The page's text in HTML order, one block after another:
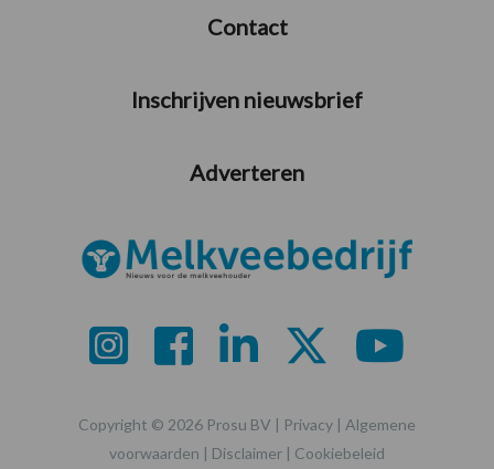
Contact
Inschrijven nieuwsbrief
Adverteren
Copyright © 2026 Prosu BV | Privacy | Algemene
voorwaarden | Disclaimer | Cookiebeleid